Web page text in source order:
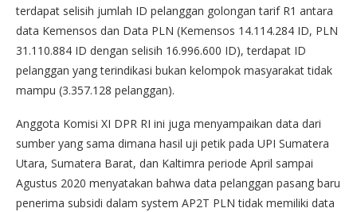
terdapat selisih jumlah ID pelanggan golongan tarif R1 antara
data Kemensos dan Data PLN (Kemensos 14.114.284 ID, PLN
31.110.884 ID dengan selisih 16.996.600 ID), terdapat ID
pelanggan yang terindikasi bukan kelompok masyarakat tidak
mampu (3.357.128 pelanggan).
Anggota Komisi XI DPR RI ini juga menyampaikan data dari
sumber yang sama dimana hasil uji petik pada UPI Sumatera
Utara, Sumatera Barat, dan Kaltimra periode April sampai
Agustus 2020 menyatakan bahwa data pelanggan pasang baru
penerima subsidi dalam system AP2T PLN tidak memiliki data